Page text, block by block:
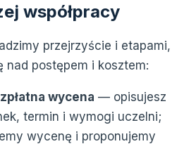
współpracy
przejrzyście i etapami,
nad postępem i kosztem:
wycena — opisujesz
termin i wymogi uczelni;
wycenę i proponujemy